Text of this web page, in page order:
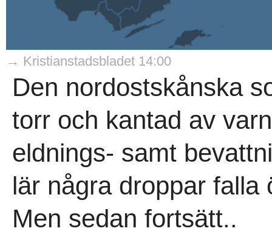
→ Kristianstadsbladet 14:00
Den nordostskånska
torr och kantad av
eldnings- samt
lär några droppar falla
Men sedan fortsätt..